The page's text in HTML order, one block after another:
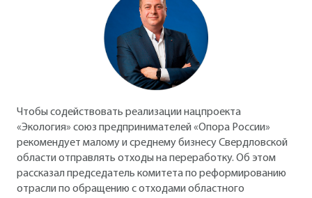
Чтобы содействовать реализации нацпроекта
«Экология» союз предпринимателей «Опора России»
рекомендует малому и среднему бизнесу Свердловской
области отправлять отходы на переработку. Об этом
рассказал председатель комитета по реформированию
отрасли по обращению с отходами областного